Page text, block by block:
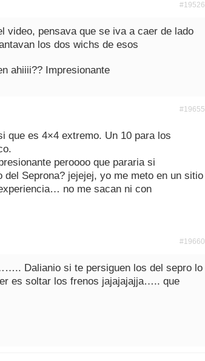
#19526
video, pensava que se iva a caer de lado
los dos wichs de esos
ahiiii?? Impresionante
#19655
que es 4×4 extremo. Un 10 para los
peroooo que pararia si
del Seprona? jejejej, yo me meto en un sitio
no me sacan ni con
#19660
Dalianio si te persiguen los del sepro lo
es soltar los frenos jajajajajja….. que